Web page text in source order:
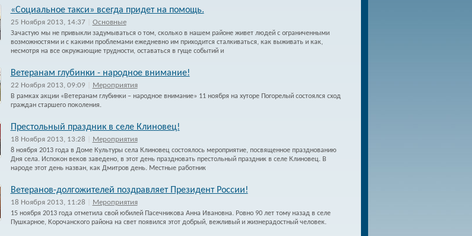
«Социальное такси» всегда придет на помощь.
25 Ноября 2013, 14:37 Основные
Зачастую мы не привыкли задумываться о том, сколько в нашем районе живет людей с ограниченными
возможностями и с какими проблемами ежедневно им приходится сталкиваться, как выживать и как,
несмотря на все окружающие трудности, оставаться в гуще событий и
Ветеранам глубинки - народное внимание!
22 Ноября 2013, 09:09 Мероприятия
В рамках акции «Ветеранам глубинки – народное внимание» 11 ноября на хуторе Погорелый состоялся сход
граждан старшего поколения.
Престольный праздник в селе Клиновец!
18 Ноября 2013, 13:28 Мероприятия
8 ноября 2013 года в Доме Культуры села Клиновец состоялось мероприятие, посвященное празднованию
Дня села. Испокон веков заведено, в этот день праздновать престольный праздник в селе Клиновец. В
народе этот день назван, как Дмитров день. Местные работник
Ветеранов-долгожителей поздравляет Президент России!
18 Ноября 2013, 11:28 Мероприятия
15 ноября 2013 года отметила свой юбилей Пасечникова Анна Ивановна. Ровно 90 лет тому назад в селе
Пушкарное, Корочанского района на свет появился этот добрый, вежливый и жизнерадостный человек.